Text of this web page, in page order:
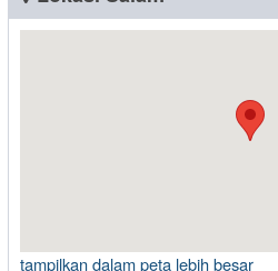
tampilkan dalam peta lebih besar